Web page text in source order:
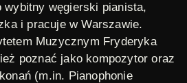
węgierski pianista,
i pracuje w Warszawie.
Muzycznym Fryderyka
poznać jako kompozytor oraz
(m.in. Pianophonie